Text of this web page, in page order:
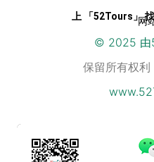
上 「52Tours」网
© 2025 由
保留所有权